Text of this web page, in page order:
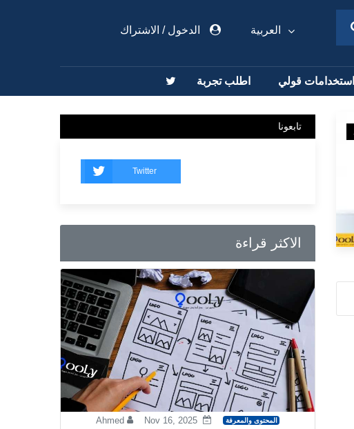
العربية الدخول / الاشتراك
استخدامات قولي اطلب تجربة
تابعونا
Twitter
الاكثر قراءة
المحتوى والمعرفة Nov 16, 2025
Ahmed